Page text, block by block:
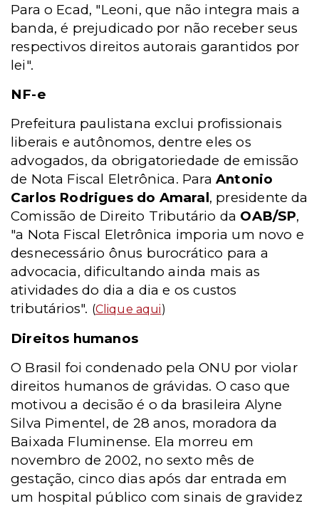
Para o Ecad, "Leoni, que não integra mais a
banda, é prejudicado por não receber seus
respectivos direitos autorais garantidos por
lei".
NF-e
Prefeitura paulistana exclui profissionais
liberais e autônomos, dentre eles os
advogados, da obrigatoriedade de emissão
de Nota Fiscal Eletrônica. Para Antonio
Carlos Rodrigues do Amaral, presidente da
Comissão de Direito Tributário da OAB/SP,
"a Nota Fiscal Eletrônica imporia um novo e
desnecessário ônus burocrático para a
advocacia, dificultando ainda mais as
atividades do dia a dia e os custos
tributários". (Clique aqui)
Direitos humanos
O Brasil foi condenado pela ONU por violar
direitos humanos de grávidas. O caso que
motivou a decisão é o da brasileira Alyne
Silva Pimentel, de 28 anos, moradora da
Baixada Fluminense. Ela morreu em
novembro de 2002, no sexto mês de
gestação, cinco dias após dar entrada em
um hospital público com sinais de gravidez